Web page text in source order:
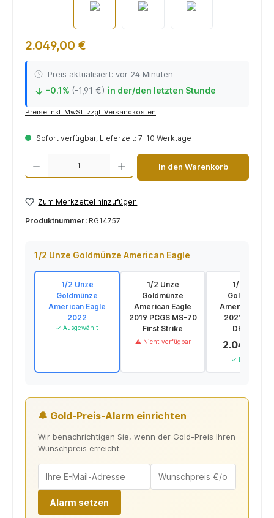
2.049,00 €
Preis aktualisiert: vor 24 Minuten
↓ -0.1% (-1,91 €) in der/den letzten Stunde
Preise inkl. MwSt. zzgl. Versandkosten
Sofort verfügbar, Lieferzeit: 7-10 Werktage
Produkt Anzahl: Gib den gewünschten Wert ein oder benutze die Schaltflächen um
In den Warenkorb
Zum Merkzettel hinzufügen
Produktnummer: RG14757
1/2 Unze Goldmünze American Eagle
1/2 Unze
Goldmünze
American Eagle
2022
✓ Ausgewählt
1/2 Unze
Goldmünze
American Eagle
2019 PCGS MS-70
First Strike
⚠ Nicht verfügbar
1/2 Unze
Goldmünze
American
2021 *NEUES
DESIGN*
2.044,67 €
✓ Lieferbar
🔔 Gold-Preis-Alarm einrichten
Wir benachrichtigen Sie, wenn der Gold-Preis Ihren
Wunschpreis erreicht.
Alarm setzen